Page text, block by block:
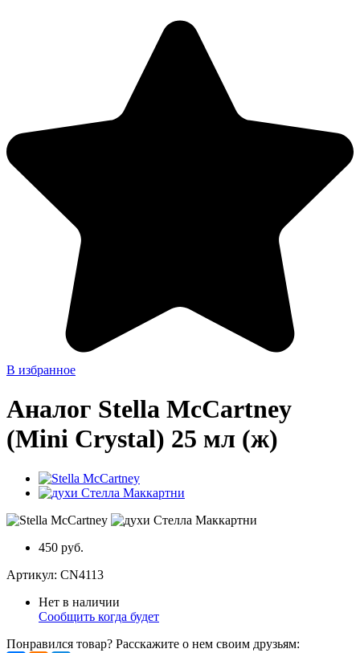
В избранное
Аналог Stella McCartney
(Mini Crystal) 25 мл (ж)
450 руб.
Артикул: CN4113
Нет в наличии
Сообщить когда будет
Понравился товар? Расскажите о нем своим друзьям: